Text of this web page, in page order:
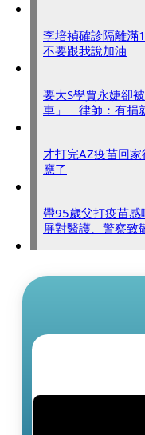
李培禎確診隔離
不要跟我說加油
要大S學賈永婕卻
車」 律師：有捐
才打完AZ疫苗回
應了
帶95歲父打疫苗
屏對醫護、警察致